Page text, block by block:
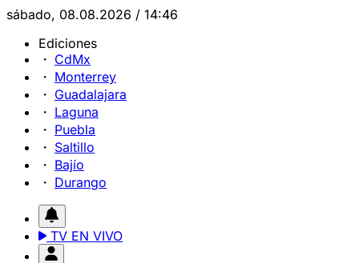
sábado, 08.08.2026 / 14:46
Ediciones
CdMx
Monterrey
Guadalajara
Laguna
Puebla
Saltillo
Bajío
Durango
TV EN VIVO